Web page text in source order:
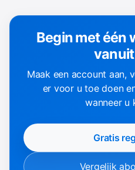
Begin met één
Maak een account aan,
er voor u toe doen
wanneer u
Gratis
Vergelijk